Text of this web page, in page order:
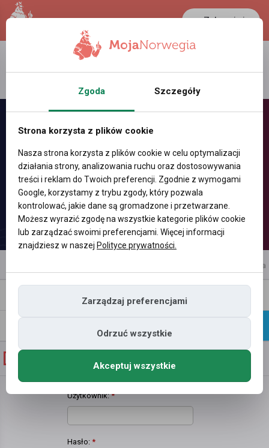
Zaloguj się
LANCASTER
26.8 °C 0.3892 PLN
reklama
wiadomość
Użytkownik:*
Hasło: *
Zgoda Szczegóły
Strona korzysta z plików cookie
Nasza strona korzysta z plików cookie w celu optymalizacji
działania strony, analizowania ruchu oraz dostosowywania
treści i reklam do Twoich preferencji. Zgodnie z wymogami
Google, korzystamy z trybu zgody, który pozwala
kontrolować, jakie dane są gromadzone i przetwarzane.
Możesz wyrazić zgodę na wszystkie kategorie plików cookie
lub zarządzać swoimi preferencjami. Więcej informacji
znajdziesz w naszej Polityce prywatności.
Zarządzaj preferencjami
Odrzuć wszystkie
Akceptuj wszystkie